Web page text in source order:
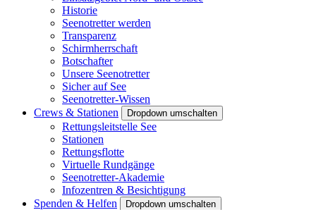
Historie
Seenotretter werden
Transparenz
Schirmherrschaft
Botschafter
Unsere Seenotretter
Sicher auf See
Seenotretter-Wissen
Crews & Stationen
Dropdown umschalten
Rettungsleitstelle See
Stationen
Rettungsflotte
Virtuelle Rundgänge
Seenotretter-Akademie
Infozentren & Besichtigung
Spenden & Helfen
Dropdown umschalten